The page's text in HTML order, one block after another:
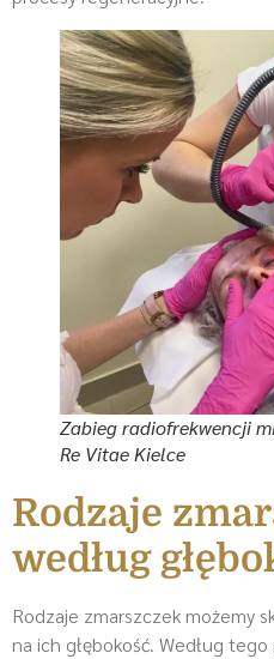
Zabieg radiofrekwencji
Re Vitae Kielce
Rodzaje
według
Rodzaje zmarszczek możemy
na ich głębokość. Według